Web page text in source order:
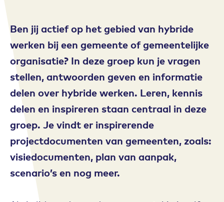
Ben jij actief op het gebied van hybride
werken bij een gemeente of gemeentelijke
organisatie? In deze groep kun je vragen
stellen, antwoorden geven en informatie
delen over hybride werken. Leren, kennis
delen en inspireren staan centraal in deze
groep. Je vindt er inspirerende
projectdocumenten van gemeenten, zoals:
visiedocumenten, plan van aanpak,
scenario’s en nog meer.